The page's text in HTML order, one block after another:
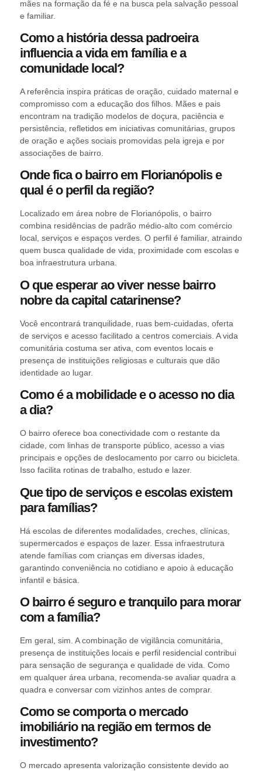
mães na formação da fé e na busca pela salvação pessoal
e familiar.
Como a história dessa padroeira
influencia a vida em família e a
comunidade local?
A referência inspira práticas de oração, cuidado maternal e
compromisso com a educação dos filhos. Mães e pais
encontram na tradição modelos de doçura, paciência e
persistência, refletidos em iniciativas comunitárias, grupos
de oração e ações sociais promovidas pela igreja e por
associações de bairro.
Onde fica o bairro em Florianópolis e
qual é o perfil da região?
Localizado em área nobre de Florianópolis, o bairro
combina residências de padrão médio-alto com comércio
local, serviços e espaços verdes. O perfil é familiar, atraindo
quem busca qualidade de vida, proximidade com escolas e
boa infraestrutura urbana.
O que esperar ao viver nesse bairro
nobre da capital catarinense?
Você encontrará tranquilidade, ruas bem-cuidadas, oferta
de serviços e acesso facilitado a centros comerciais. A vida
comunitária costuma ser ativa, com eventos locais e
presença de instituições religiosas e culturais que dão
identidade ao lugar.
Como é a mobilidade e o acesso no dia
a dia?
O bairro oferece boa conectividade com o restante da
cidade, com linhas de transporte público, acesso a vias
principais e opções de deslocamento por carro ou bicicleta.
Isso facilita rotinas de trabalho, estudo e lazer.
Que tipo de serviços e escolas existem
para famílias?
Há escolas de diferentes modalidades, creches, clínicas,
supermercados e espaços de lazer. Essa infraestrutura
atende famílias com crianças em diversas idades,
garantindo conveniência no cotidiano e apoio à educação
infantil e básica.
O bairro é seguro e tranquilo para morar
com a família?
Em geral, sim. A combinação de vigilância comunitária,
presença de instituições locais e perfil residencial contribui
para sensação de segurança e qualidade de vida. Como
em qualquer área urbana, recomenda-se avaliar quadra a
quadra e conversar com vizinhos antes de comprar.
Como se comporta o mercado
imobiliário na região em termos de
investimento?
O mercado apresenta valorização consistente devido ao